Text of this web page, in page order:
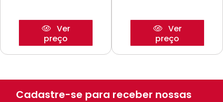
Ver
preço
Ver
preço
Cadastre-se para receber nossas